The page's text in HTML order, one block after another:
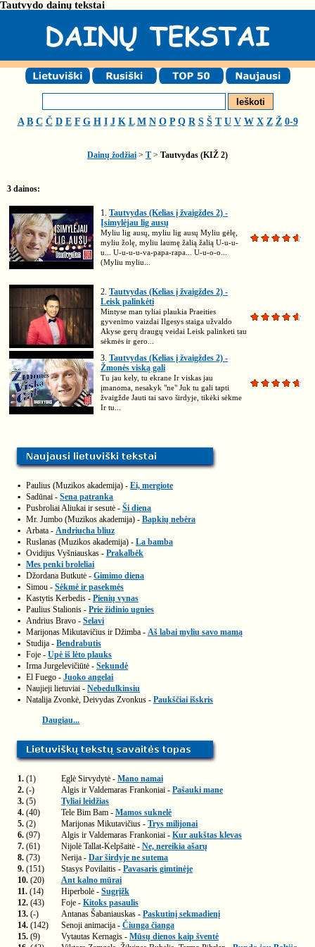
Tautvydo dainų tekstai
A B C Č D E F G H I J K L M N O P Q R S Š T U V W X Z Ž 0-9
Dainų žodžiai > T > Tautvydas (KIŽ 2)
3 dainos:
1. Tautvydas (Kelias į žvaigždes 2) -
Įsimylėjau lig ausų
Myliu lig ausų, myliu lig ausų Myliu gėlę,
myliu žolę, myliu laumę žalią žalią U-u-u-
u... U-u-u-u-va-papa-rapa... U-u-o-o...
(Myliu myliu...
2. Tautvydas (Kelias į žvaigždes 2) -
Leisk palinkėti
Mintyse man tyliai plaukia Praeities
gyvenimo vaizdai Ilgesys staiga užvaldo
Akyse gerų draugų veidai Leisk palinketi tau
sėkmės ir gero...
3. Tautvydas (Kelias į žvaigždes 2) -
Žmonės viską gali
Tu jau kely, tu ekrane Ir viskas jau
įmanoma, nesakyk "ne" Juk tu gali tapti
žvaigžde Jauti tai savo širdyje, tikėki sėkme
Ir tu...
▪ Paulius (Muzikos akademija) - Ei, mergiote
▪ Sadūnai - Sena patranka
▪ Pusbroliai Aliukai ir sesutė - Ši diena
▪ Mr. Jumbo (Muzikos akademija) - Bapkių nebėra
▪ Arbata - Andriucha bliuz
▪ Ruslanas (Muzikos akademija) - La bamba
▪ Ovidijus Vyšniauskas - Prakalbėk
▪ Mes penki broleliai
▪ Džordana Butkutė - Gimimo diena
▪ Simou - Sėkmė ir pasekmės
▪ Kastytis Kerbedis - Pienių vynas
▪ Paulius Stalionis - Prie židinio ugnies
▪ Andrius Bravo - Selavi
▪ Marijonas Mikutavičius ir Džimba - Aš labai myliu savo mamą
▪ Studija - Bendrabutis
▪ Foje - Upė iš lėto plauks
▪ Irma Jurgelevičiūtė - Sekundė
▪ El Fuego - Juoko angelai
▪ Naujieji lietuviai - Nebedulkinsiu
▪ Natalija Zvonkė, Deivydas Zvonkus - Paukščiai išskris
Daugiau...
1. (1) Eglė Sirvydytė - Mano namai
2. (-) Algis ir Valdemaras Frankoniai - Pašauki mane
3. (5)
Tyliai leidžias
4. (40) Tele Bim Bam - Mamos suknelė
5. (2) Marijonas Mikutavičius - Trys milijonai
6. (97) Algis ir Valdemaras Frankoniai - Kur aukštas klevas
7. (61) Nijolė Tallat-Kelpšaitė - Ne, nereikia ašarų
8. (73) Nerija - Dar širdyje ne sutema
9. (151) Stasys Povilaitis - Pavasaris gimtinėje
10. (20)
Ant kalno mūrai
11. (14) Hiperbolė - Sugrįžk
12. (43) Foje - Kitoks pasaulis
13. (-) Antanas Šabaniauskas - Paskutinį sekmadienį
14. (142) Senoji animacija - Čiunga čianga
15. (9) Vytautas Kernagis - Mūsų dienos kaip šventė